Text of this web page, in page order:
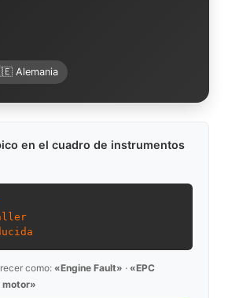
Alemania
en el cuadro de instrumentos
como: «Engine Fault» · «EPC
motor»